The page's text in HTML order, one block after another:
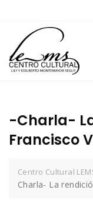
-Charla-
Francisco
Centro Cultural
Charla- La